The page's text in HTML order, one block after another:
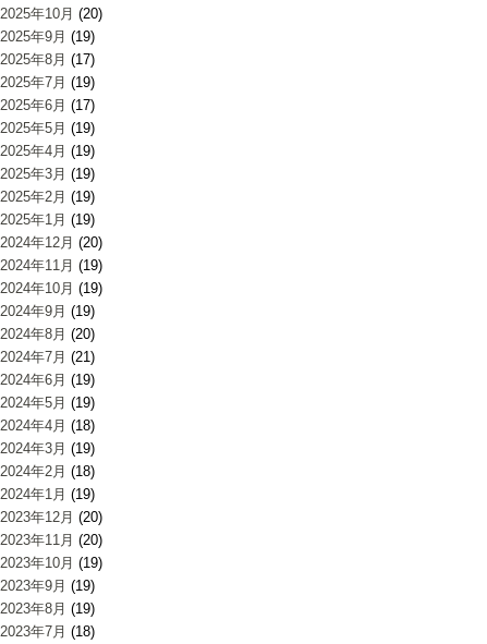
2025年10月 (20)
2025年9月 (19)
2025年8月 (17)
2025年7月 (19)
2025年6月 (17)
2025年5月 (19)
2025年4月 (19)
2025年3月 (19)
2025年2月 (19)
2025年1月 (19)
2024年12月 (20)
2024年11月 (19)
2024年10月 (19)
2024年9月 (19)
2024年8月 (20)
2024年7月 (21)
2024年6月 (19)
2024年5月 (19)
2024年4月 (18)
2024年3月 (19)
2024年2月 (18)
2024年1月 (19)
2023年12月 (20)
2023年11月 (20)
2023年10月 (19)
2023年9月 (19)
2023年8月 (19)
2023年7月 (18)